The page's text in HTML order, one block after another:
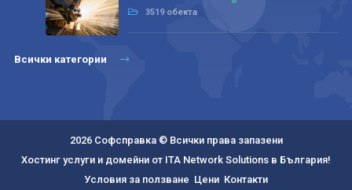
3519 обекта
Всички категории
2026 Софсправка © Всички права запазени
Хостинг услуги и домейни от ITA Network Solutions в България!
Условия за ползване Цени Контакти